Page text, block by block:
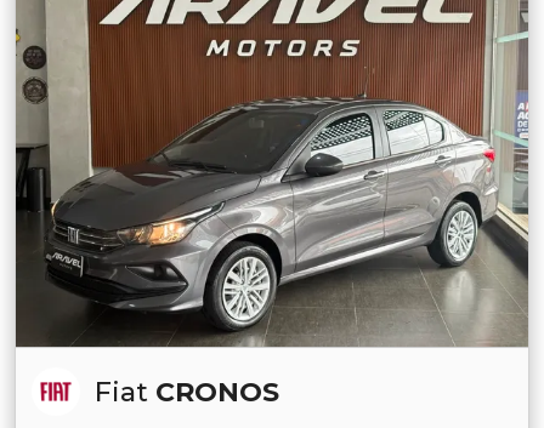
Fiat CRONOS